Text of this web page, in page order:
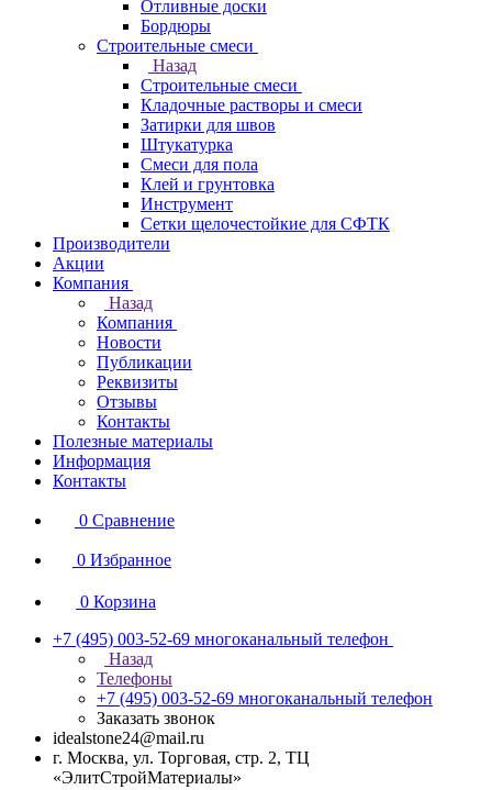
Отливные доски
Бордюры
Строительные смеси
Назад
Строительные смеси
Кладочные растворы и смеси
Затирки для швов
Штукатурка
Смеси для пола
Клей и грунтовка
Инструмент
Сетки щелочестойкие для СФТК
Производители
Акции
Компания
Назад
Компания
Новости
Публикации
Реквизиты
Отзывы
Контакты
Полезные материалы
Информация
Контакты
0 Сравнение
0 Избранное
0 Корзина
+7 (495) 003-52-69 многоканальный телефон
Назад
Телефоны
+7 (495) 003-52-69 многоканальный телефон
Заказать звонок
idealstone24@mail.ru
г. Москва, ул. Торговая, стр. 2, ТЦ
«ЭлитСтройМатериалы»